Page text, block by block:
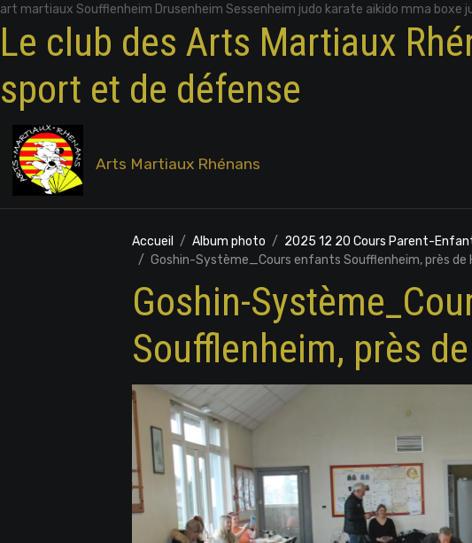
art martiaux Soufflenheim Drusenheim Sessenheim judo karate aikido mma boxe
Le club des Arts Martiaux
sport et de défense
Arts Martiaux Rhénans
Accueil Album photo
2025 12 20 Cours Parent-
Goshin-Système_Cours enfants Soufflenheim, près de
Goshin-
Soufflenheim, près